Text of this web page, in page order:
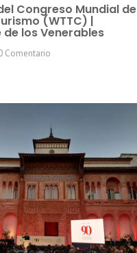
Congreso Mundial de
(WTTC) |
de los Venerables
Comentario